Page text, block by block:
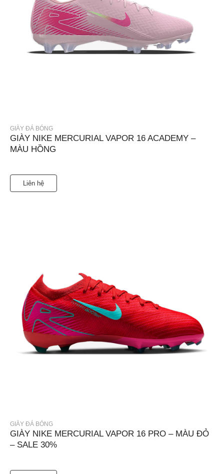
GIÀY ĐÁ BÓNG
GIÀY NIKE MERCURIAL VAPOR 16 ACADEMY –
MÀU HỒNG
Liên hệ
GIÀY ĐÁ BÓNG
GIÀY NIKE MERCURIAL VAPOR 16 PRO – MÀU ĐỎ
– SALE 30%